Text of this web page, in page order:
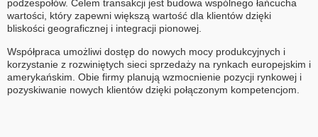
podzespołów. Celem transakcji jest budowa wspólnego łańcucha
wartości, który zapewni większą wartość dla klientów dzięki
bliskości geograficznej i integracji pionowej.
Współpraca umożliwi dostęp do nowych mocy produkcyjnych i
korzystanie z rozwiniętych sieci sprzedaży na rynkach europejskim i
amerykańskim. Obie firmy planują wzmocnienie pozycji rynkowej i
pozyskiwanie nowych klientów dzięki połączonym kompetencjom.